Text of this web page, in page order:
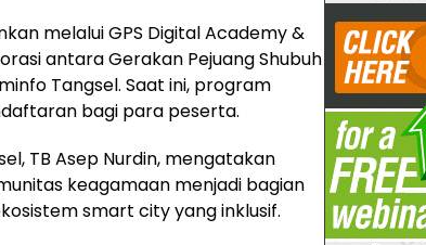
melalui GPS Digital Academy &
antara Gerakan Pejuang Shubuh
Tangsel. Saat ini, program
bagi para peserta.
TB Asep Nurdin, mengatakan
keagamaan menjadi bagian
smart city yang inklusif.